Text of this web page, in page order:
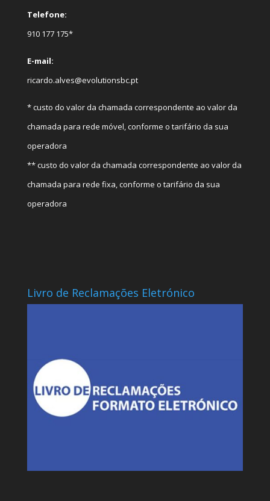
Telefone:
910 177 175*
E-mail:
ricardo.alves@evolutionsbc.pt
* custo do valor da chamada correspondente ao valor da
chamada para rede móvel, conforme o tarifário da sua
operadora
** custo do valor da chamada correspondente ao valor da
chamada para rede fixa, conforme o tarifário da sua
operadora
Livro de Reclamações Eletrónico